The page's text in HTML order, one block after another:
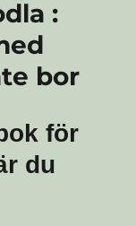
:
bor
för
du